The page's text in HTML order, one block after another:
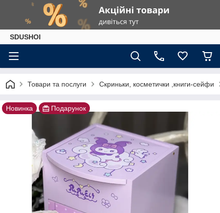
SDUSHOI
Товари та послуги Скриньки, косметички ,книги-сейфи
Новинка Подарунок